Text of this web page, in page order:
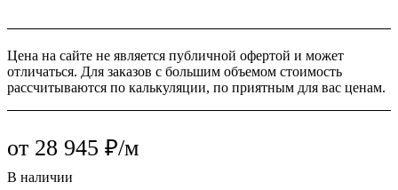
Цена на сайте не является публичной офертой и может
отличаться. Для заказов с большим объемом стоимость
рассчитываются по калькуляции, по приятным для вас ценам.
от 28 945 ₽/м
В наличии